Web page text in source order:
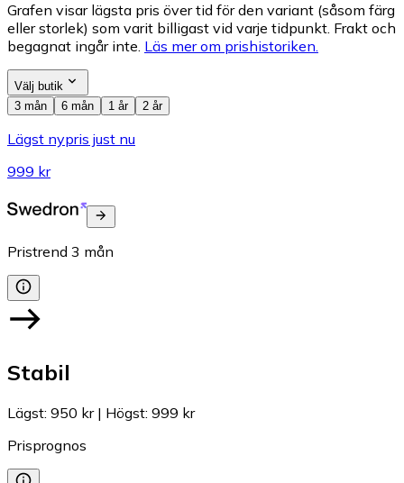
Grafen visar lägsta pris över tid för den variant (såsom färg
eller storlek) som varit billigast vid varje tidpunkt. Frakt och
begagnat ingår inte. Läs mer om prishistoriken.
Välj butik
3 mån
6 mån 1 år 2 år
Lägst nypris just nu
999 kr
Pristrend 3 mån
Stabil
Lägst: 950 kr| Högst: 999 kr
Prisprognos